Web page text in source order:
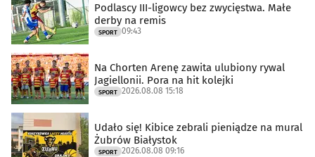
Podlascy III-ligowcy bez zwycięstwa. Małe
derby na remis
SPORT 09:43
Na Chorten Arenę zawita ulubiony rywal
Jagiellonii. Pora na hit kolejki
SPORT 2026.08.08 15:18
Udało się! Kibice zebrali pieniądze na mural
Żubrów Białystok
SPORT 2026.08.08 09:16